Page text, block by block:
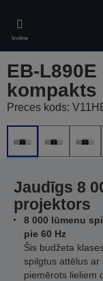
main
content
Izvēlne
EB-
Preces kods:
Jaudīgs 8
projektors
8 000 lūmenu
pie 60 Hz
Šis budžeta
spilgtus attēlus ar
piemērots lieliem